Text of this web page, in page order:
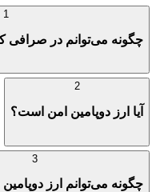
چگونه می‌توانم در صرافی
آیا ارز دوپامین امن است؟
چگونه می‌توانم ارز دوپامین